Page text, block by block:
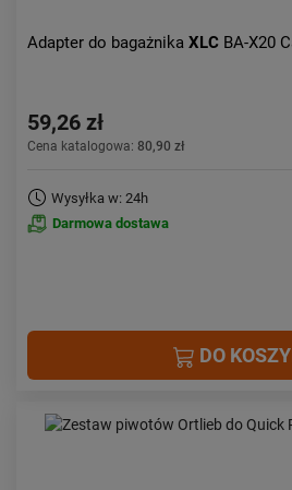
Adapter do bagażnika XLC BA-X20
59,26 zł
Cena katalogowa: 80,90 zł
Wysyłka w: 24h
Darmowa dostawa
DO